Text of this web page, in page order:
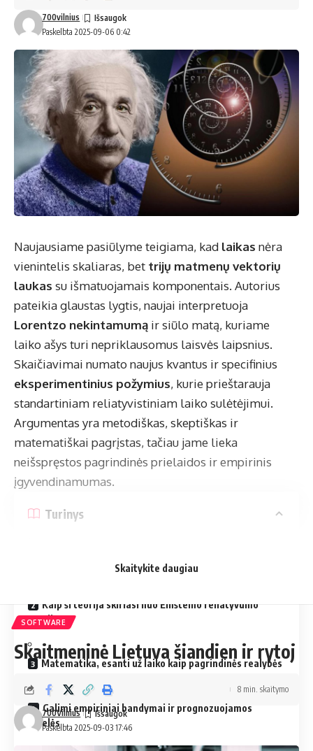
Paskelbta 2025-09-06 0:42
700vilnius
Naujausiame pasiūlyme teigiama, kad laikas nėra
vienintelis skaliaras, bet trijų matmenų vektorių
laukas su išmatuojamais komponentais. Autorius
pateikia glaustas lygtis, naujai interpretuoja
Lorentzo nekintamumą ir siūlo matą, kuriame
laiko ašys turi nepriklausomus laisvės laipsnius.
Skaičiavimai numato naujus kvantus ir specifinius
eksperimentinius požymius, kurie prieštarauja
standartiniam reliatyvistiniam laiko sulėtėjimui.
Argumentas yra metodiškas, skeptiškas ir
matematiškai pagrįstas, tačiau jame lieka
neišspręstos pagrindinės prielaidos ir empirinis
įgyvendinamumas.
Turinys
Kaip ši teorija skiriasi nuo Einšteino reliatyvumo
teorijos
Matematika, esanti už laiko kaip pagrindinės realybės
Galimi empiriniai bandymai ir prognozuojamos
dalelės
Skaitykite daugiau
SOFTWARE
Skaitmeninė Lietuva šiandien ir rytoj
Paskelbta 2025-09-03 17:46
700Vilnius
8 min. skaitymo